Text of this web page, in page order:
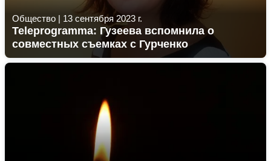
Общество | 13 сентября 2023 г.
Teleprogramma: Гузеева вспомнила о
совместных съемках с Гурченко